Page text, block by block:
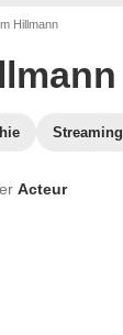
Hillmann
Streaming
Acteur